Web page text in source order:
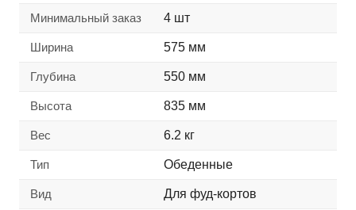
Минимальный заказ 4 шт
Ширина 575 мм
Глубина 550 мм
Высота 835 мм
Вес 6.2 кг
Тип Обеденные
Вид Для фуд-кортов